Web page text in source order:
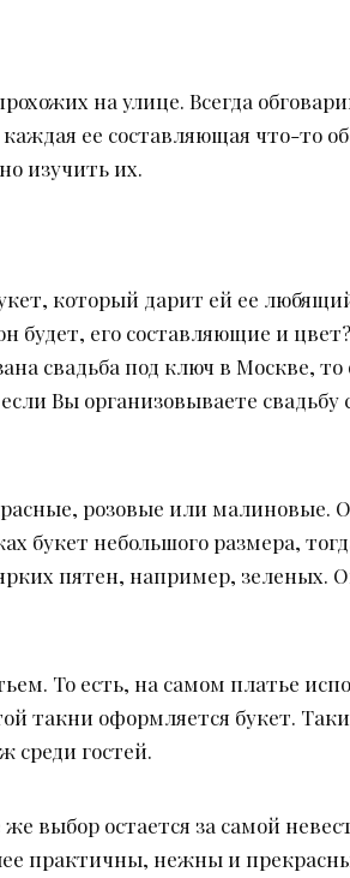
на улице. Всегда
ее составляющая что-то
изучить их.
который дарит ей ее
будет, его составляющие и
свадьба под ключ в Москве, то
Вы организовываете свадьбу
розовые или малиновые.
букет небольшого размера,
пятен, например, зеленых.
То есть, на самом платье
такни оформляется букет.
среди гостей.
выбор остается за самой
практичны, нежны и